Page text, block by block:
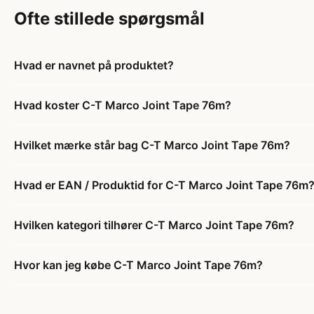
Ofte stillede spørgsmål
Hvad er navnet på produktet?
Hvad koster C-T Marco Joint Tape 76m?
Hvilket mærke står bag C-T Marco Joint Tape 76m?
Hvad er EAN / Produktid for C-T Marco Joint Tape 76m?
Hvilken kategori tilhører C-T Marco Joint Tape 76m?
Hvor kan jeg købe C-T Marco Joint Tape 76m?